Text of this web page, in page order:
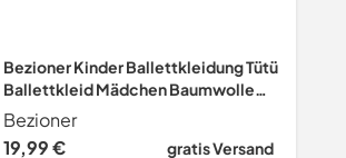
Bezioner Kinder Ballettkleidung Tütü
Ballettkleid Mädchen Baumwolle
Balletttrikot Kurzarm Ballettanzug
Tanzbody mit Rock (100 (90-100 cm,
Bezioner
19,99 €
gratis Versand